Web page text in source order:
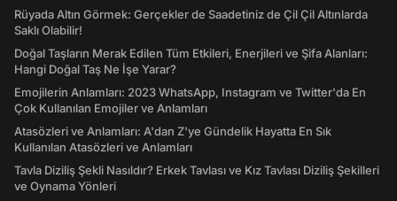
Rüyada Altın Görmek: Gerçekler de Saadetiniz de Çil Çil Altınlarda
Saklı Olabilir!
Doğal Taşların Merak Edilen Tüm Etkileri, Enerjileri ve Şifa Alanları:
Hangi Doğal Taş Ne İşe Yarar?
Emojilerin Anlamları: 2023 WhatsApp, Instagram ve Twitter'da En
Çok Kullanılan Emojiler ve Anlamları
Atasözleri ve Anlamları: A'dan Z'ye Gündelik Hayatta En Sık
Kullanılan Atasözleri ve Anlamları
Tavla Diziliş Şekli Nasıldır? Erkek Tavlası ve Kız Tavlası Diziliş Şekilleri
ve Oynama Yönleri